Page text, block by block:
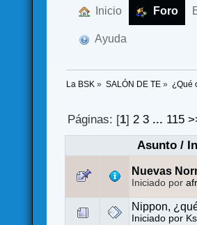
Inicio Foro
Ayuda
La BSK » SALÓN DE TE » ¿Qué
Páginas: [1] 2 3 ... 115
Asunto/
Nuevas
Iniciado por
Nippon,
Iniciado por